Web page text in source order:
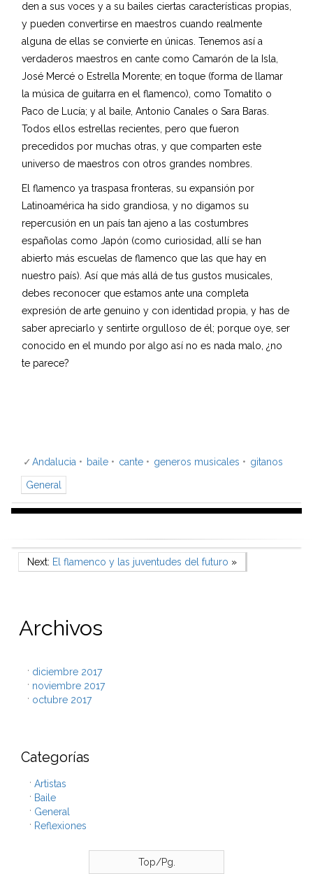
o
n
t
a
c
t
o
_
k
3
0
7
5
q
g
2
den a sus voces y a su bailes ciertas características propias,
y pueden convertirse en maestros cuando realmente
alguna de ellas se convierte en únicas. Tenemos así a
verdaderos maestros en cante como Camarón de la Isla,
José Mercé o Estrella Morente; en toque (forma de llamar
la música de guitarra en el flamenco), como Tomatito o
Paco de Lucía; y al baile, Antonio Canales o Sara Baras.
Todos ellos estrellas recientes, pero que fueron
precedidos por muchas otras, y que comparten este
universo de maestros con otros grandes nombres.
El flamenco ya traspasa fronteras, su expansión por
Latinoamérica ha sido grandiosa, y no digamos su
repercusión en un país tan ajeno a las costumbres
españolas como Japón (como curiosidad, allí se han
abierto más escuelas de flamenco que las que hay en
nuestro país). Así que más allá de tus gustos musicales,
debes reconocer que estamos ante una completa
expresión de arte genuino y con identidad propia, y has de
saber apreciarlo y sentirte orgulloso de él; porque oye, ser
conocido en el mundo por algo así no es nada malo, ¿no
te parece?
Andalucia baile cante generos musicales gitanos
General
Navegación de entradas
Next Post
Next: El flamenco y las juventudes del futuro »
Archivos
diciembre 2017
noviembre 2017
octubre 2017
Categorías
Artistas
Baile
General
Reflexiones
Top/Pg.